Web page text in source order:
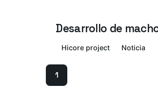
Desarrollo de
Hicore project Noticia
1